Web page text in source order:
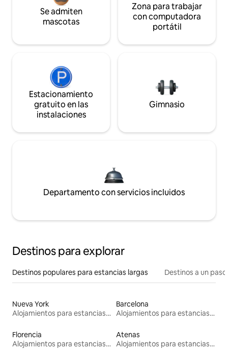
Se admiten
mascotas
Zona para trabajar
con computadora
portátil
Estacionamiento
gratuito en las
instalaciones
Gimnasio
Departamento con servicios incluidos
Destinos para explorar
Destinos populares para estancias largas Destinos a un
Nueva York
Alojamientos para estancias largas
Barcelona
Alojamientos para estancias largas
Florencia
Alojamientos para estancias largas
Atenas
Alojamientos para estancias largas